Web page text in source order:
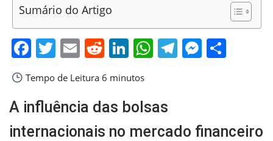
Sumário do Artigo
Facebook
Twitter
EmailReddit
LinkedIn
WhatsApp
Telegram
Tempo de Leitura 6 minutos
A influência das bolsas
internacionais no mercado financeiro